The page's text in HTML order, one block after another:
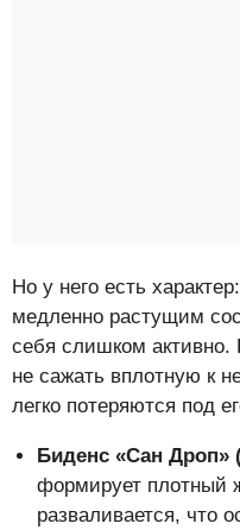
Но у него есть
медленно растущим
себя слишком
не сажать вплотную к
легко потеряются под
Биденс «Сан Дроп»
формирует плотный
разваливается, что